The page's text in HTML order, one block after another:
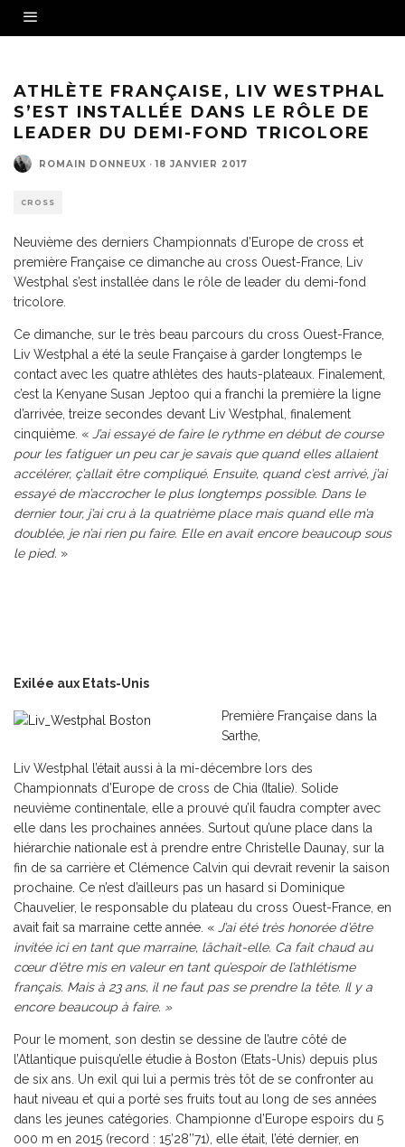
ATHLÈTE FRANÇAISE, LIV WESTPHAL
S’EST INSTALLÉE DANS LE RÔLE DE
LEADER DU DEMI-FOND TRICOLORE
ROMAIN DONNEUX · 18 JANVIER 2017
CROSS
Neuvième des derniers Championnats d’Europe de cross et
première Française ce dimanche au cross Ouest-France, Liv
Westphal s’est installée dans le rôle de leader du demi-fond
tricolore.
Ce dimanche, sur le très beau parcours du cross Ouest-France,
Liv Westphal a été la seule Française à garder longtemps le
contact avec les quatre athlètes des hauts-plateaux. Finalement,
c’est la Kenyane Susan Jeptoo qui a franchi la première la ligne
d’arrivée, treize secondes devant Liv Westphal, finalement
cinquième. « J’ai essayé de faire le rythme en début de course
pour les fatiguer un peu car je savais que quand elles allaient
accélérer, ç’allait être compliqué. Ensuite, quand c’est arrivé, j’ai
essayé de m’accrocher le plus longtemps possible. Dans le
dernier tour, j’ai cru à la quatrième place mais quand elle m’a
doublée, je n’ai rien pu faire. Elle en avait encore beaucoup sous
le pied. »
Exilée aux Etats-Unis
Première Française dans la
Sarthe,
Liv Westphal l’était aussi à la mi-décembre lors des
Championnats d’Europe de cross de Chia (Italie). Solide
neuvième continentale, elle a prouvé qu’il faudra compter avec
elle dans les prochaines années. Surtout qu’une place dans la
hiérarchie nationale est à prendre entre Christelle Daunay, sur la
fin de sa carrière et Clémence Calvin qui devrait revenir la saison
prochaine. Ce n’est d’ailleurs pas un hasard si Dominique
Chauvelier, le responsable du plateau du cross Ouest-France, en
avait fait sa marraine cette année. « J’ai été très honorée d’être
invitée ici en tant que marraine, lâchait-elle. Ca fait chaud au
cœur d’être mis en valeur en tant qu’espoir de l’athlétisme
français. Mais à 23 ans, il ne faut pas se prendre la tête. Il y a
encore beaucoup à faire. »
Pour le moment, son destin se dessine de l’autre côté de
l’Atlantique puisqu’elle étudie à Boston (Etats-Unis) depuis plus
de six ans. Un exil qui lui a permis très tôt de se confronter au
haut niveau et qui a porté ses fruits tout au long de ses années
dans les jeunes catégories. Championne d’Europe espoirs du 5
000 m en 2015 (record : 15’28’’71), elle était, l’été dernier, en